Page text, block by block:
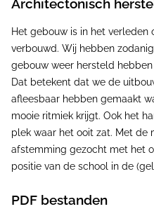
Architectonisch
Het gebouw is in het
verbouwd. Wij hebben
gebouw weer hersteld
Dat betekent dat we de
afleesbaar hebben gemaakt
mooie ritmiek krijgt. Ook het
plek waar het ooit zat. Met de
afstemming gezocht met het
positie van de school in de
PDF bestanden